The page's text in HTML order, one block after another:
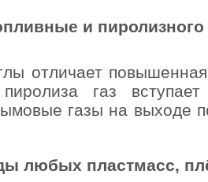
и пиролизного
отличает повышенная
газ
газы на выходе
любых пластмасс,